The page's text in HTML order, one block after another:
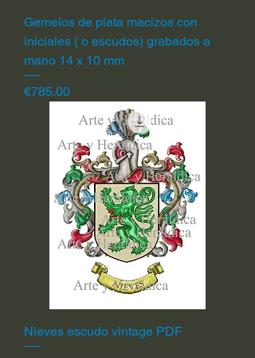
Gemelos de plata macizos con
iniciales ( o escudos) grabados a
mano 14 x 10 mm
Price
€785.00
Nieves escudo vintage PDF